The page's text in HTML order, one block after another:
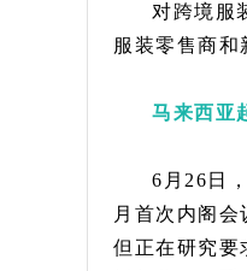
对跨境服
服装零售商
马来西亚
6月26日
月首次内阁
但正在研究要